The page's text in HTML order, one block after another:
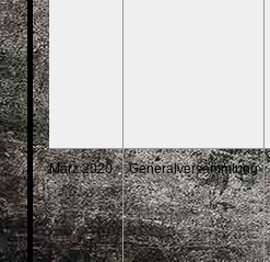
März 2020 Generalversammlung